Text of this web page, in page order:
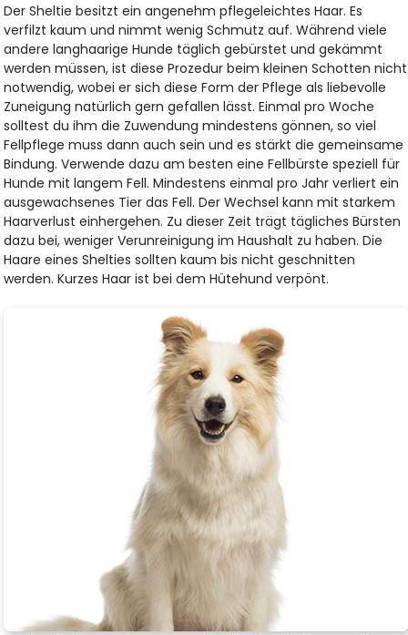
Der Sheltie besitzt ein angenehm pflegeleichtes Haar. Es
verfilzt kaum und nimmt wenig Schmutz auf. Während viele
andere langhaarige Hunde täglich gebürstet und gekämmt
werden müssen, ist diese Prozedur beim kleinen Schotten nicht
notwendig, wobei er sich diese Form der Pflege als liebevolle
Zuneigung natürlich gern gefallen lässt. Einmal pro Woche
solltest du ihm die Zuwendung mindestens gönnen, so viel
Fellpflege muss dann auch sein und es stärkt die gemeinsame
Bindung. Verwende dazu am besten eine Fellbürste speziell für
Hunde mit langem Fell. Mindestens einmal pro Jahr verliert ein
ausgewachsenes Tier das Fell. Der Wechsel kann mit starkem
Haarverlust einhergehen. Zu dieser Zeit trägt tägliches Bürsten
dazu bei, weniger Verunreinigung im Haushalt zu haben. Die
Haare eines Shelties sollten kaum bis nicht geschnitten
werden. Kurzes Haar ist bei dem Hütehund verpönt.